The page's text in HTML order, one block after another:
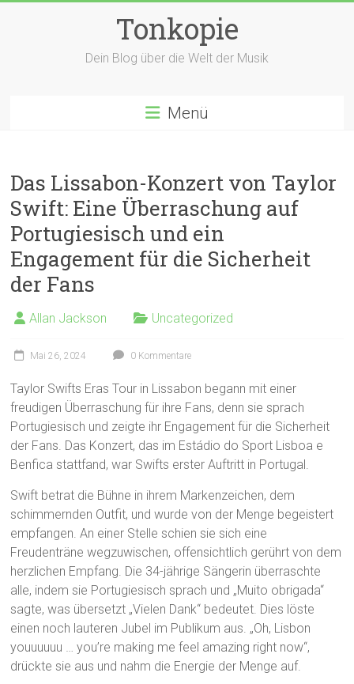
Tonkopie
Dein Blog über die Welt der Musik
Menü
Das Lissabon-Konzert von Taylor
Swift: Eine Überraschung auf
Portugiesisch und ein
Engagement für die Sicherheit
der Fans
Allan Jackson Uncategorized
Mai 26, 2024 0 Kommentare
Taylor Swifts Eras Tour in Lissabon begann mit einer
freudigen Überraschung für ihre Fans, denn sie sprach
Portugiesisch und zeigte ihr Engagement für die Sicherheit
der Fans. Das Konzert, das im Estádio do Sport Lisboa e
Benfica stattfand, war Swifts erster Auftritt in Portugal.
Swift betrat die Bühne in ihrem Markenzeichen, dem
schimmernden Outfit, und wurde von der Menge begeistert
empfangen. An einer Stelle schien sie sich eine
Freudenträne wegzuwischen, offensichtlich gerührt von dem
herzlichen Empfang. Die 34-jährige Sängerin überraschte
alle, indem sie Portugiesisch sprach und „Muito obrigada“
sagte, was übersetzt „Vielen Dank“ bedeutet. Dies löste
einen noch lauteren Jubel im Publikum aus. „Oh, Lisbon
youuuuuu … you’re making me feel amazing right now“,
drückte sie aus und nahm die Energie der Menge auf.